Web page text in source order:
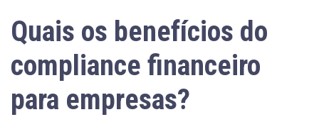
Quais os benefícios do
compliance financeiro
para empresas?